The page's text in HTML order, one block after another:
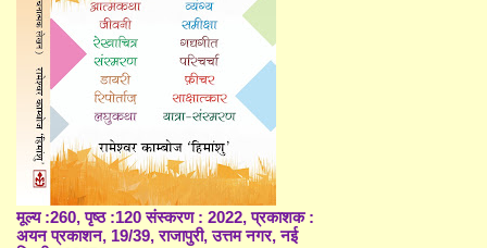
मूल्य :260, पृष्ठ :120 संस्करण : 2022, प्रकाशक :
अयन प्रकाशन, 19/39, राजापुरी, उत्तम नगर, नई